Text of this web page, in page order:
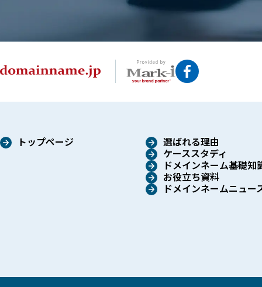
トップページ
選ばれる理由
ケーススタディ
ドメインネーム基礎知
お役立ち資料
ドメインネームニュー